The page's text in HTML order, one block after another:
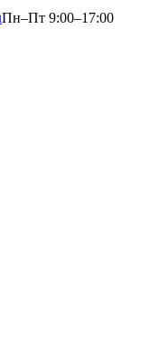
Пн–Пт 9:00–17:00